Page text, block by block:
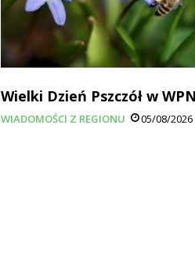
Wielki Dzień Pszczół w WPN
WIADOMOŚCI Z REGIONU 05/08/2026